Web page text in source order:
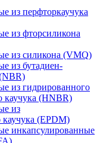
из перфторкаучука
из фторсиликона
из силикона (VMQ)
из бутадиен-
из гидрированного
каучука (HNBR)
из
(EPDM)
инкапсулированные